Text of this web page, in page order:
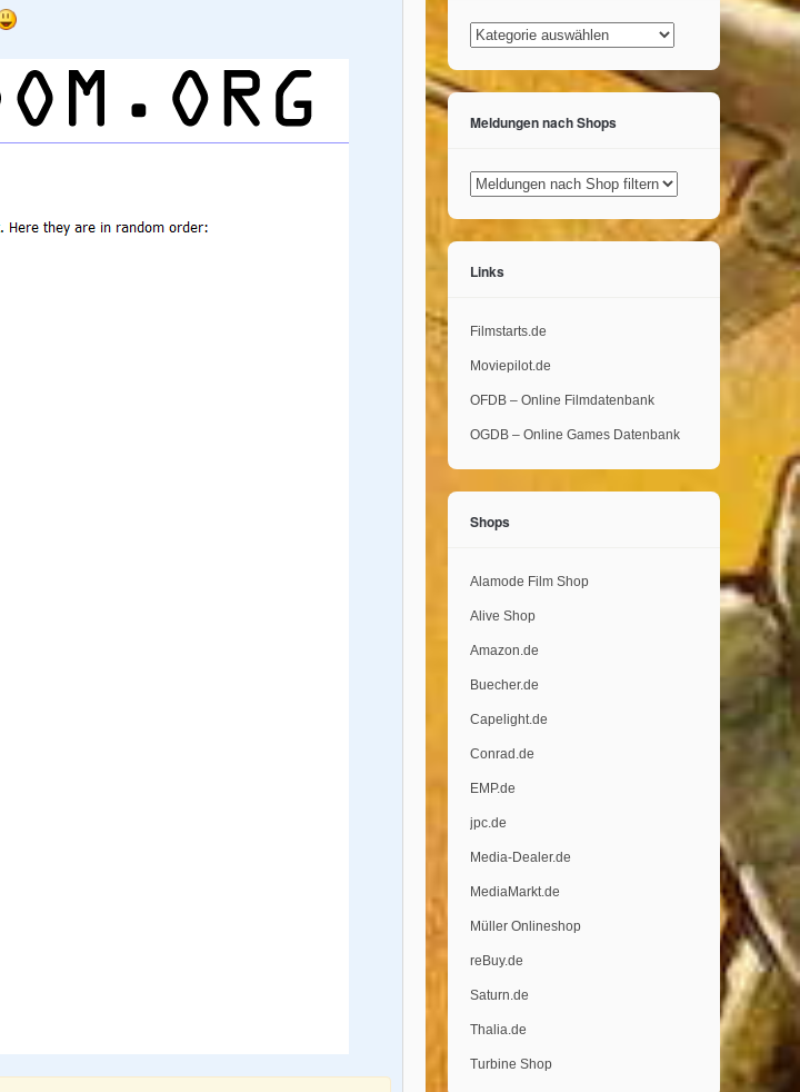
Kategorien
Meldungen nach Shops
Links
Filmstarts.de
Moviepilot.de
OFDB – Online Filmdatenbank
OGDB – Online Games Datenbank
Shops
Alamode Film Shop
Alive Shop
Amazon.de
Buecher.de
Capelight.de
Conrad.de
EMP.de
jpc.de
Media-Dealer.de
MediaMarkt.de
Müller Onlineshop
reBuy.de
Saturn.de
Thalia.de
Turbine Shop